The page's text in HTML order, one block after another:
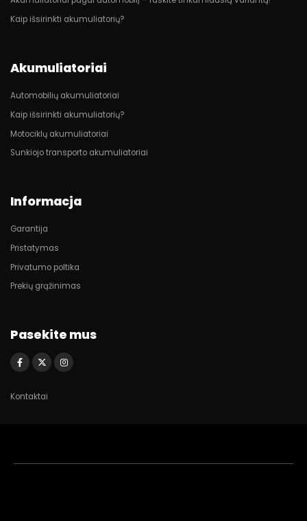
Kaip išsirinkti akumuliatorių?
Akumuliatoriai
Automobilių akumuliatoriai
Kaip išsirinkti akumuliatorių?
Motociklų akumuliatoriai
Sunkiojo transporto akumuliatoriai
Informacja
Garantija
Pristatymas
Privatumo poltika
Prekių grąžinimas
Pasekite mus
Kontaktai